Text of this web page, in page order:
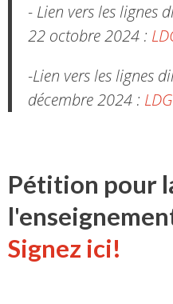
- Lien vers les lignes
22 octobre 2024 :
-Lien vers les lignes
décembre 2024 :
Pétition pour
Signez ici!